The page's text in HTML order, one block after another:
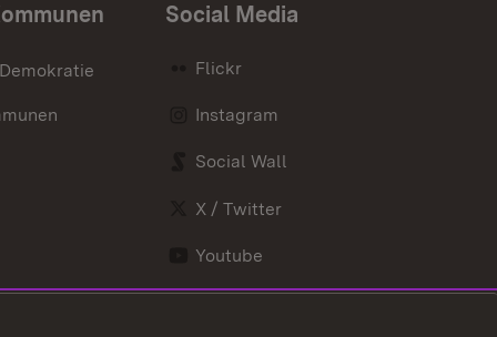
Social Media
Flickr
Instagram
Social Wall
X / Twitter
Youtube